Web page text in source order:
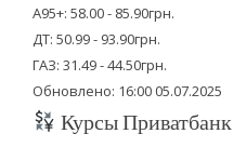
А95+: 58.00 - 85.90грн.
ДТ: 50.99 - 93.90грн.
ГАЗ: 31.49 - 44.50грн.
Обновлено: 16:00 05.07.2025
Курсы Приватбанк